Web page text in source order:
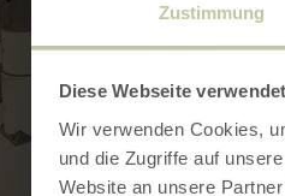
Zustimmung
Diese Webseite
Wir verwenden Cookies,
und die Zugriffe auf
Website an unsere